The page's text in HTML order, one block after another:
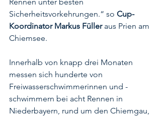
Sicherheitsvorkehrungen.“ so Cup-
Koordinator Markus Füller aus Prien am
Chiemsee.
Innerhalb von knapp drei Monaten
messen sich hunderte von
Freiwasserschwimmerinnen und -
schwimmern bei acht Rennen in
Niederbayern, rund um den Chiemgau,